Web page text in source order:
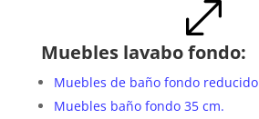
.
Muebles lavabo fondo:
Muebles de baño fondo reducido
Muebles baño fondo 35 cm.